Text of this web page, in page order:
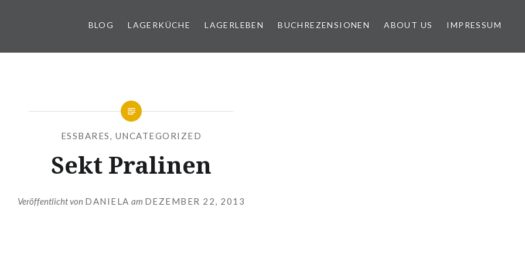
BLOG LAGERKÜCHE LAGERLEBEN BUCHREZENSIONEN ABOUT US IMPRESSUM
ESSBARES, UNCATEGORIZED
Sekt Pralinen
Veröffentlicht von DANIELA am DEZEMBER 22, 2013